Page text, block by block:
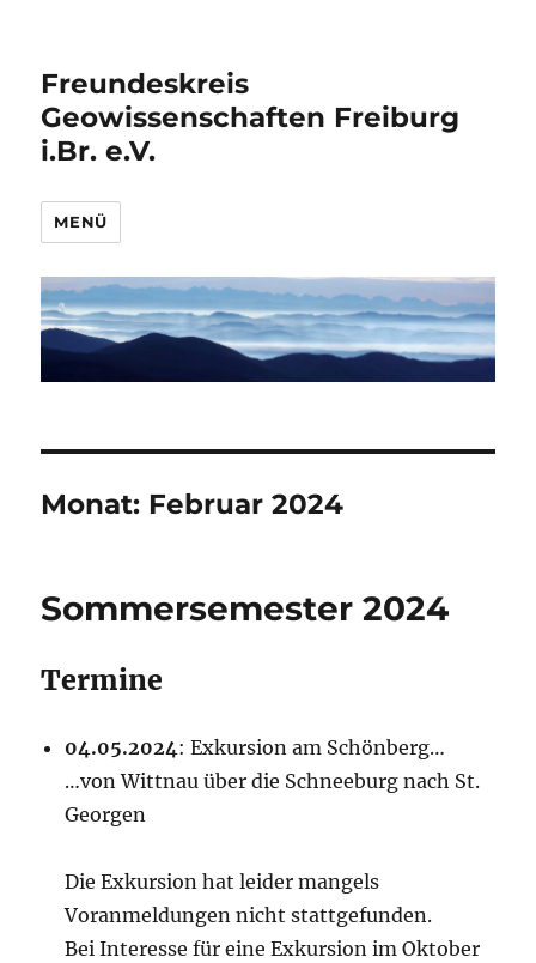
Freundeskreis
Geowissenschaften Freiburg
i.Br. e.V.
MENÜ
Monat: Februar 2024
Sommersemester 2024
Termine
04.05.2024: Exkursion am Schönberg…
…von Wittnau über die Schneeburg nach St.
Georgen
Die Exkursion hat leider mangels
Voranmeldungen nicht stattgefunden.
Bei Interesse für eine Exkursion im Oktober